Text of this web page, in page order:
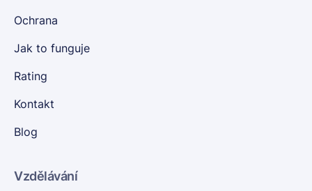
Ochrana
Jak to funguje
Rating
Kontakt
Blog
Vzdělávání